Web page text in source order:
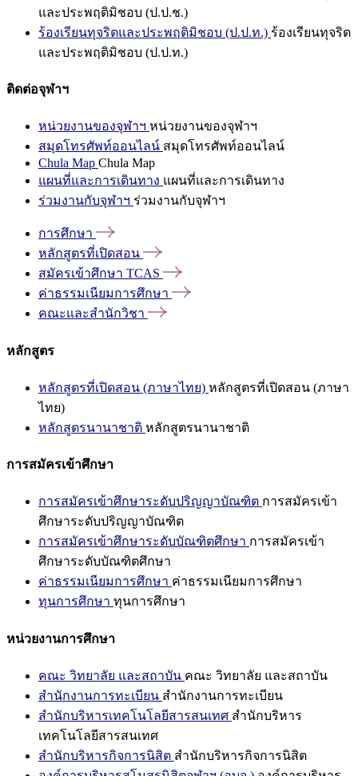
และประพฤติมิชอบ (ป.ป.ช.)
ร้องเรียนทุจริตและประพฤติมิชอบ (ป.ป.ท.) ร้องเรียนทุจริต
และประพฤติมิชอบ (ป.ป.ท.)
ติดต่อจุฬาฯ
หน่วยงานของจุฬาฯ หน่วยงานของจุฬาฯ
สมุดโทรศัพท์ออนไลน์ สมุดโทรศัพท์ออนไลน์
Chula Map Chula Map
แผนที่และการเดินทาง แผนที่และการเดินทาง
ร่วมงานกับจุฬาฯ ร่วมงานกับจุฬาฯ
การศึกษา
หลักสูตรที่เปิดสอน
สมัครเข้าศึกษา TCAS
ค่าธรรมเนียมการศึกษา
คณะและสำนักวิชา
หลักสูตร
หลักสูตรที่เปิดสอน (ภาษาไทย) หลักสูตรที่เปิดสอน (ภาษา
ไทย)
หลักสูตรนานาชาติ หลักสูตรนานาชาติ
การสมัครเข้าศึกษา
การสมัครเข้าศึกษาระดับปริญญาบัณฑิต การสมัครเข้า
ศึกษาระดับปริญญาบัณฑิต
การสมัครเข้าศึกษาระดับบัณฑิตศึกษา การสมัครเข้า
ศึกษาระดับบัณฑิตศึกษา
ค่าธรรมเนียมการศึกษา ค่าธรรมเนียมการศึกษา
ทุนการศึกษา ทุนการศึกษา
หน่วยงานการศึกษา
คณะ วิทยาลัย และสถาบัน คณะ วิทยาลัย และสถาบัน
สำนักงานการทะเบียน สำนักงานการทะเบียน
สำนักบริหารเทคโนโลยีสารสนเทศ สำนักบริหาร
เทคโนโลยีสารสนเทศ
สำนักบริหารกิจการนิสิต สำนักบริหารกิจการนิสิต